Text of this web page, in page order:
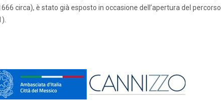
circa), è stato già esposto in occasione dell’apertura del percorso